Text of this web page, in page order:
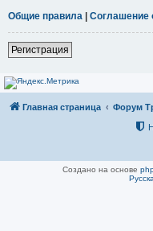
Общие правила | Соглашение
Регистрация
Главная страница Форум
Создано на основе